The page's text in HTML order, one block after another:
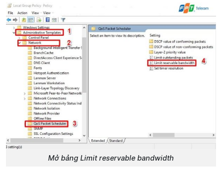
Mở bảng Limit reservable bandwidth